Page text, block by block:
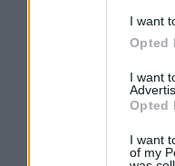
I want
Opted
I want
Opted
I want
of my